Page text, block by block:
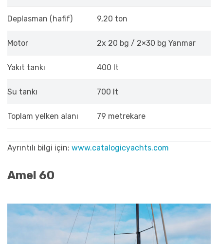
Deplasman (hafif) 9,20 ton
Motor 2x 20 bg / 2×30 bg Yanmar
Yakıt tankı 400 lt
Su tankı 700 lt
Toplam yelken alanı 79 metrekare
Ayrıntılı bilgi için: www.catalogicyachts.com
Amel 60